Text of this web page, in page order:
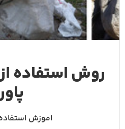
روش استفاده
اموزش